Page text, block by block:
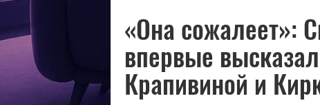
«Она сожалеет»:
впервые
Крапивиной и